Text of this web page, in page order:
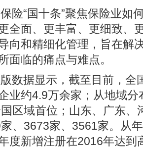
险“国十条”聚焦保险业如
全面、更丰富、更细致、
向和精细化管理，旨在解
面临的痛点与难点。
数据显示，截至目前，全
业约4.9万余家；从地域
区域首位；山东、广东、
、3673家、3561家。从
度新增注册在2016年达到